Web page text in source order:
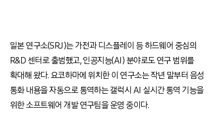
일본 연구소(SRJ)는 가전과 디스플레이 등 하드웨어 중심의
R&D 센터로 출범했고, 인공지능(AI) 분야로도 연구 범위를
확대해 왔다. 요코하마에 위치한 이 연구소는 작년 말부터 음성
통화 내용을 자동으로 통역하는 갤럭시 AI 실시간 통역 기능을
위한 소프트웨어 개발 연구팀을 운영 중이다.